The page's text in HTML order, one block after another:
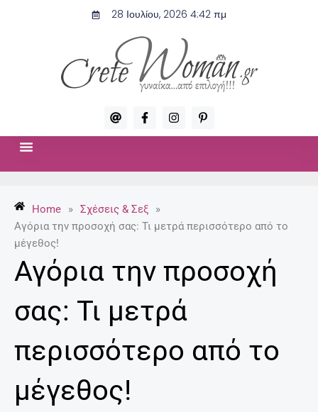
28 Ιουλίου, 2026 4:42 πμ
A
t
F
a
c
-
f
I
n
s
P
i
n
p
Home » Σχέσεις & Σεξ
»
Αγόρια την προσοχή σας: Τι μετρά περισσότερο από το
μέγεθος!
Αγόρια την προσοχή
σας: Τι μετρά
περισσότερο από το
μέγεθος!